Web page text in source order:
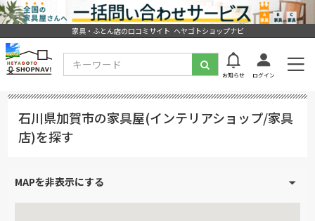
家具・ふとん店の口コミサイト ヘヤゴトショップナビ
お知らせ ログイン
石川県加賀市の家具屋(インテリアショップ/家具
店)を探す